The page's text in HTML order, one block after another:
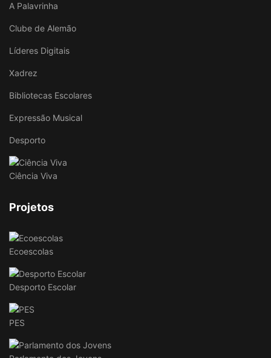
A Palavrinha
Clube de Alemão
Líderes Digitais
Xadrez
Bibliotecas Escolares
Expressão Musical
Desporto
Ciência Viva
Projetos
Ecoescolas
Desporto Escolar
PES